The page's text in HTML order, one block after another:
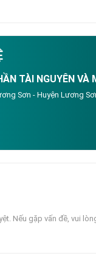
TÀI NGUYÊN VÀ
Sơn - Huyện Lương
Nếu gặp vấn đề, vui